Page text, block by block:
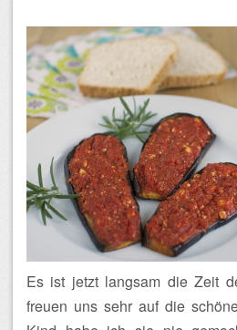
Es ist jetzt langsam die Zeit
freuen uns sehr auf die